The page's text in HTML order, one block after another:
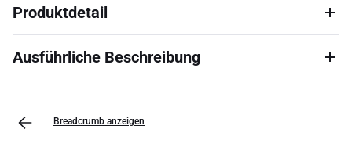
Produktdetail
Ausführliche Beschreibung
Breadcrumb anzeigen